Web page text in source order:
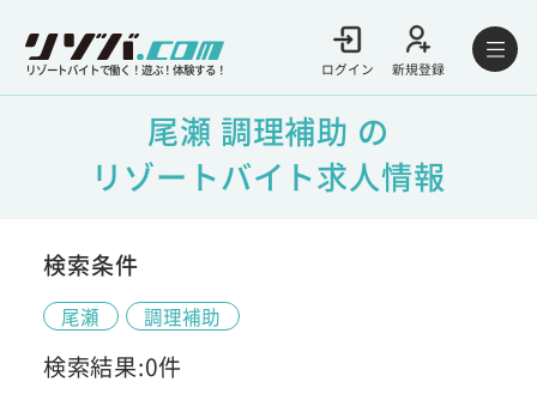
リゾートバイトで働く！遊ぶ！体験する！ ログイン 新規登録
尾瀬 調理補助 の
リゾートバイト求人情報
検索条件
尾瀬 調理補助
検索結果:0件